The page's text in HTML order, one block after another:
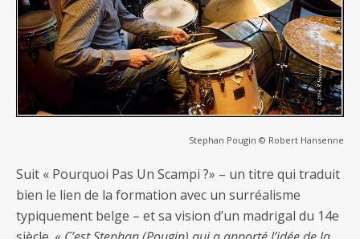
Stephan Pougin © Robert Hansenne
Suit « Pourquoi Pas Un Scampi ?» – un titre qui traduit
bien le lien de la formation avec un surréalisme
typiquement belge – et sa vision d’un madrigal du 14e